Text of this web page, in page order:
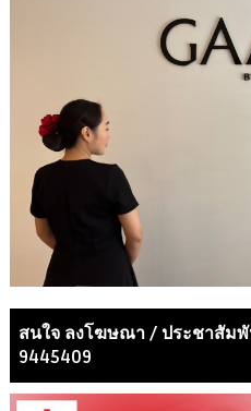
สนใจ ลงโฆษณา / ประชาสัม
9445409